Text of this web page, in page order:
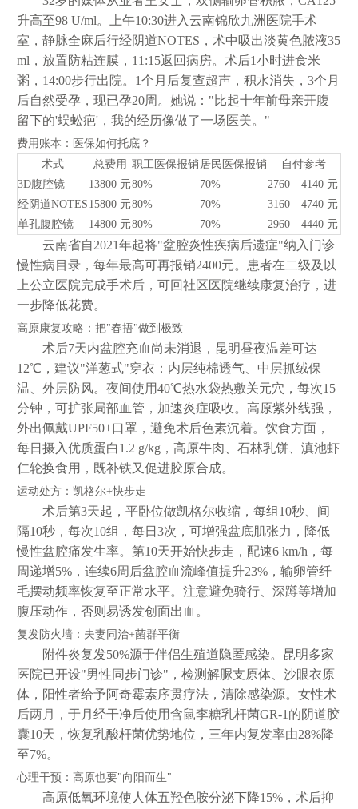
升高至98 U/ml。上午10:30进入云南锦欣九洲医院手术
室，静脉全麻后行经阴道NOTES，术中吸出淡黄色脓液35
ml，放置防粘连膜，11:15返回病房。术后1小时进食米
粥，14:00步行出院。1个月后复查超声，积水消失，3个月
后自然受孕，现已孕20周。她说："比起十年前母亲开腹
留下的'蜈蚣疤'，我的经历像做了一场医美。"
费用账本：医保如何托底？
术式
总费用 职工医保报销 居民医保报销
自付参考
3D腹腔镜
13800 元80% 70%
2760—4140 元
经阴道NOTES 15800 元80% 70%
3160—4740 元
单孔腹腔镜
14800 元80% 70% 2960—4440 元
云南省自2021年起将"盆腔炎性疾病后遗症"纳入门诊
慢性病目录，每年最高可再报销2400元。患者在二级及以
上公立医院完成手术后，可回社区医院继续康复治疗，进
一步降低花费。
高原康复攻略：把"春捂"做到极致
术后7天内盆腔充血尚未消退，昆明昼夜温差可达
12℃，建议"洋葱式"穿衣：内层纯棉透气、中层抓绒保
温、外层防风。夜间使用40℃热水袋热敷关元穴，每次15
分钟，可扩张局部血管，加速炎症吸收。高原紫外线强，
外出佩戴UPF50+口罩，避免术后色素沉着。饮食方面，
每日摄入优质蛋白1.2 g/kg，高原牛肉、石林乳饼、滇池虾
仁轮换食用，既补铁又促进胶原合成。
运动处方：凯格尔+快步走
术后第3天起，平卧位做凯格尔收缩，每组10秒、间
隔10秒，每次10组，每日3次，可增强盆底肌张力，降低
慢性盆腔痛发生率。第10天开始快步走，配速6 km/h，每
周递增5%，连续6周后盆腔血流峰值提升23%，输卵管纤
毛摆动频率恢复至正常水平。注意避免骑行、深蹲等增加
腹压动作，否则易诱发创面出血。
复发防火墙：夫妻同治+菌群平衡
附件炎复发50%源于伴侣生殖道隐匿感染。昆明多家
医院已开设"男性同步门诊"，检测解脲支原体、沙眼衣原
体，阳性者给予阿奇霉素序贯疗法，清除感染源。女性术
后两月，于月经干净后使用含鼠李糖乳杆菌GR-1的阴道胶
囊10天，恢复乳酸杆菌优势地位，三年内复发率由28%降
至7%。
心理干预：高原也要"向阳而生"
高原低氧环境使人体五羟色胺分泌下降15%，术后抑